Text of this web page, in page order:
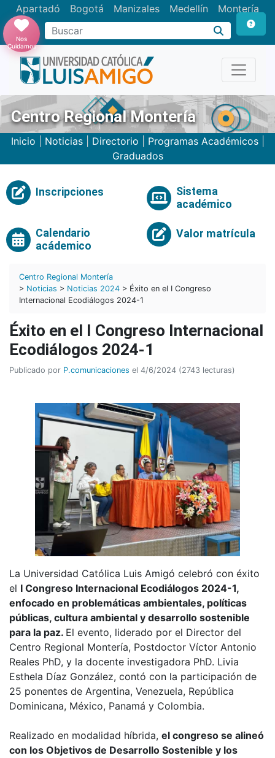
Apartadó Bogotá Manizales Medellín Montería
Nos
Cuidamos
Centro Regional Montería
Inicio Noticias| Directorio Programas Académicos|
Graduados
Inscripciones
Sistema
académico
Calendario
acádemico
Valor matrícula
Centro Regional Montería
> Noticias > Noticias 2024 > Éxito en el I Congreso
Internacional Ecodiálogos 2024-1
Éxito en el I Congreso Internacional
Ecodiálogos 2024-1
Publicado por P.comunicaciones el 4/6/2024 (2743 lecturas)
La Universidad Católica Luis Amigó celebró con éxito
el I Congreso Internacional Ecodiálogos 2024-1,
enfocado en problemáticas ambientales, políticas
públicas, cultura ambiental y desarrollo sostenible
para la paz. El evento, liderado por el Director del
Centro Regional Montería, Postdoctor Víctor Antonio
Reales PhD, y la docente investigadora PhD. Livia
Esthela Díaz González, contó con la participación de
25 ponentes de Argentina, Venezuela, República
Dominicana, México, Panamá y Colombia.
Realizado en modalidad híbrida, el congreso se alineó
con los Objetivos de Desarrollo Sostenible y los